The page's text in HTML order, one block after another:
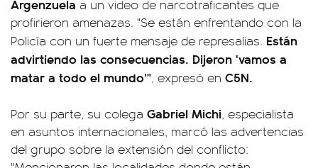
Argenzuela a un video de narcotraficantes que
profirieron amenazas. "Se están enfrentando con la
Policía con un fuerte mensaje de represalias. Están
advirtiendo las consecuencias. Dijeron 'vamos a
matar a todo el mundo'", expresó en C5N.
Por su parte, su colega Gabriel Michi, especialista
en asuntos internacionales, marcó las advertencias
del grupo sobre la extensión del conflicto: